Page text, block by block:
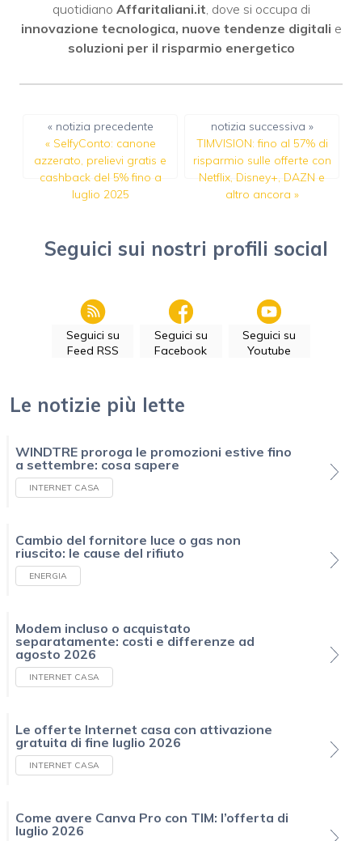
quotidiano Affaritaliani.it, dove si occupa di
innovazione tecnologica, nuove tendenze digitali e
soluzioni per il risparmio energetico
« notizia precedente
« SelfyConto: canone
azzerato, prelievi gratis e
cashback del 5% fino a
luglio 2025
notizia successiva »
TIMVISION: fino al 57% di
risparmio sulle offerte con
Netflix, Disney+, DAZN e
altro ancora »
Seguici sui nostri profili social
Seguici su
Feed RSS
Seguici su
Facebook
Seguici su
Youtube
Le notizie più lette
WINDTRE proroga le promozioni estive fino
a settembre: cosa sapere
INTERNET CASA
Cambio del fornitore luce o gas non
riuscito: le cause del rifiuto
ENERGIA
Modem incluso o acquistato
separatamente: costi e differenze ad
agosto 2026
INTERNET CASA
Le offerte Internet casa con attivazione
gratuita di fine luglio 2026
INTERNET CASA
Come avere Canva Pro con TIM: l’offerta di
luglio 2026